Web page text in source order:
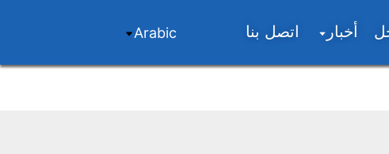
أخبار اتصل بنا Arabic